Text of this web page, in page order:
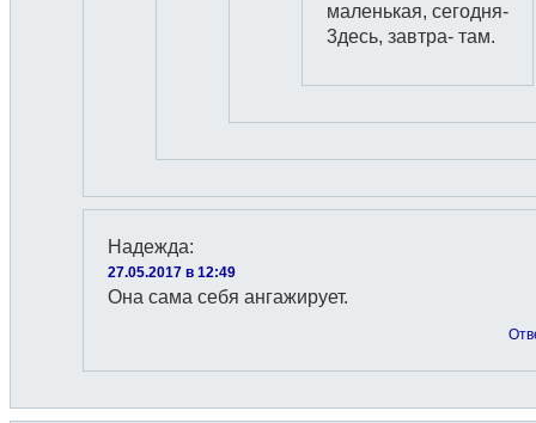
маленькая, сегодня-
3десь, завтра- там.
Надежда:
27.05.2017 в 12:49
Она сама себя ангажирует.